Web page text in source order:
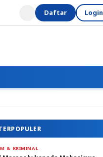
Daftar Login
& KRIMINAL